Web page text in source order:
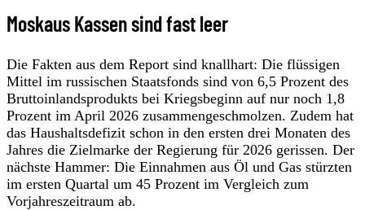
Moskaus Kassen sind fast leer
Die Fakten aus dem Report sind knallhart: Die flüssigen
Mittel im russischen Staatsfonds sind von 6,5 Prozent des
Bruttoinlandsprodukts bei Kriegsbeginn auf nur noch 1,8
Prozent im April 2026 zusammengeschmolzen. Zudem hat
das Haushaltsdefizit schon in den ersten drei Monaten des
Jahres die Zielmarke der Regierung für 2026 gerissen. Der
nächste Hammer: Die Einnahmen aus Öl und Gas stürzten
im ersten Quartal um 45 Prozent im Vergleich zum
Vorjahreszeitraum ab.